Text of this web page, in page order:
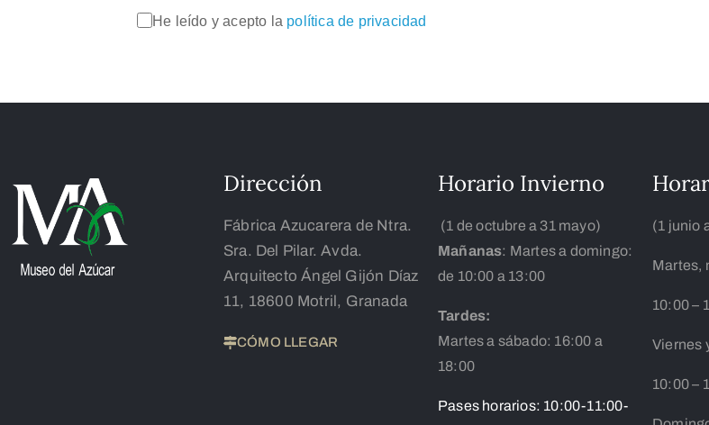
He leído y acepto la política de privacidad
Dirección
Fábrica Azucarera de Ntra.
Sra. Del Pilar. Avda.
Arquitecto Ángel Gijón Díaz
11, 18600 Motril, Granada
CÓMO LLEGAR
Horario Invierno
(1 de octubre a 31 mayo)
Mañanas: Martes a domingo:
de 10:00 a 13:00
Tardes:
Martes a sábado: 16:00 a
18:00
Pases horarios: 10:00-11:00-
(1 junio
Martes,
10:00 –
Viernes
10:00 –